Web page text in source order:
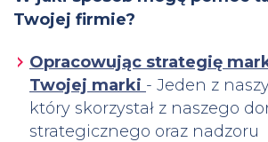
Twojej firmie?
Opracowując strategię
Twojej marki - Jeden z
który skorzystał z naszego
strategicznego oraz nadzoru